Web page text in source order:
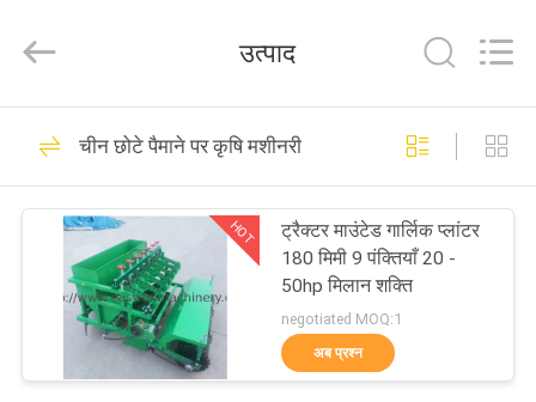
उत्पादों
Export
All
Reserved.
वुडवर्किंग बैंड सॉ मशीन
48
29
उत्पाद
चीन छोटे पैमाने पर कृषि मशीनरी
HOT
ट्रैक्टर माउंटेड गार्लिक प्लांटर
180 मिमी 9 पंक्तियाँ 20 -
50hp मिलान शक्ति
negotiated MOQ:1
अब प्रश्न